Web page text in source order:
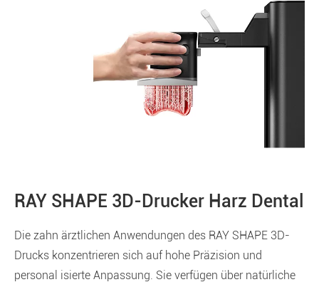
RAY SHAPE 3D-Drucker Harz Dental
Die zahn ärztlichen Anwendungen des RAY SHAPE 3D-
Drucks konzentrieren sich auf hohe Präzision und
personal isierte Anpassung. Sie verfügen über natürliche